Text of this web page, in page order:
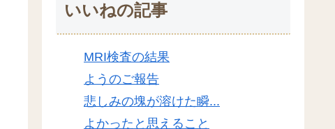
いいねの記事
MRI検査の結果
ようのご報告
悲しみの塊が溶けた瞬...
よかったと思えること